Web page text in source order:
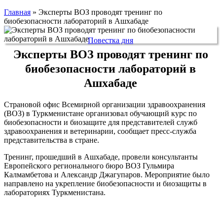
Главная » Эксперты ВОЗ проводят тренинг по
биобезопасности лабораторий в Ашхабаде
Повестка дня
Эксперты ВОЗ проводят тренинг по
биобезопасности лабораторий в
Ашхабаде
Страновой офис Всемирной организации здравоохранения
(ВОЗ) в Туркменистане организовал обучающий курс по
биобезопасности и биозащите для представителей служб
здравоохранения и ветеринарии, сообщает пресс-служба
представительства в стране.
Тренинг, прошедший в Ашхабаде, провели консультанты
Европейского регионального бюро ВОЗ Гульмира
Калмамбетова и Александр Джагупаров. Мероприятие было
направлено на укрепление биобезопасности и биозащиты в
лабораториях Туркменистана.